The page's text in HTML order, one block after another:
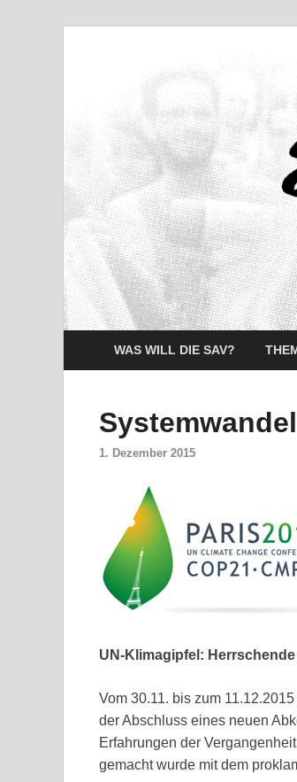
WAS WILL DIE SAV?
1. Dezember 2015
UN-Klimagipfel:
Vom 30.11. bis zum
der Abschluss eines neuen
Erfahrungen der
gemacht wurde mit dem